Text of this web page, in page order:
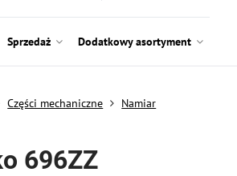
Sprzedaż Dodatkowy asortyment
Części mechaniczne
Namiar
696ZZ